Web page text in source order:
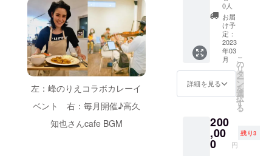
左：峰のりえコラボカレーイ
ベント 右：毎月開催♪高久
知也さんcafe BGM
の食品
表示は
お届け
商品の
ラベル
に表記
されま
商品開
封前に
のリ
ターン
に貼付
望日程
がある
方は、
備考欄
に第３
希望ま
でご明
記くだ
さいま
ないト
ラブル
など防
止のた
お礼の
手紙 ※
備考欄
に出店
希望内
容をご
明記く
ださい
※メール
お電話
をさせ
て頂く
場合が
ら、
ヒョウ
ドウが
お店ま
で伺い
ます ●
個人で
活動さ
れてい
る方●
・SNS
方法 ・
イベン
ト開催
の仕方
通費は
当方で
負担い
たしま
す◎ ※1
円単位
でプラ
スのご
支援も
して頂
けま
援、よ
ろしく
お願い
いたし
なたの
ためだ
けに
LinoLin
oのディ
ナー＆
高久知
也さん
の演
奏！
とって
な空間
です ス
ペシャ
ルディ
0人
お届
け予
定：
2023
年03
月
詳細を見る
こ
の
リ
タ
ー
ン
を
選
択
す
る
200
,00
0 円
残り3